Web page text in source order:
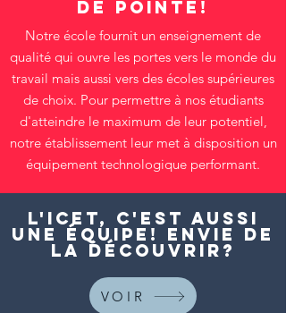
de pointe!
Notre école fournit un enseignement de
qualité qui ouvre les portes vers le monde du
travail mais aussi vers des écoles supérieures
de choix. Pour permettre à nos étudiants
d'atteindre le maximum de leur potentiel,
notre établissement leur met à disposition un
équipement technologique performant.
L'ICET, c'est aussi
une équipe! Envie de
la découvrir?
VOIR